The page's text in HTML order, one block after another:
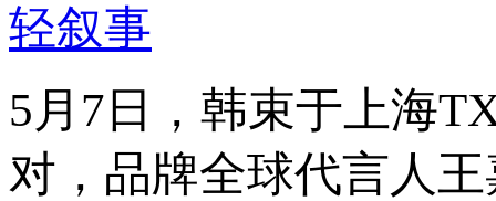
轻叙事
5月7日，韩束于上海
对，品牌全球代言人